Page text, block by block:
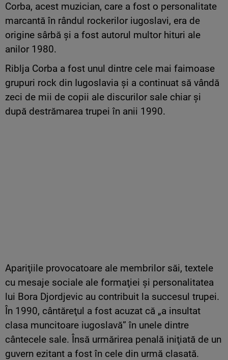
Corba, acest muzician, care a fost o personalitate
marcantă în rândul rockerilor iugoslavi, era de
origine sârbă şi a fost autorul multor hituri ale
anilor 1980.
Riblja Corba a fost unul dintre cele mai faimoase
grupuri rock din Iugoslavia şi a continuat să vândă
zeci de mii de copii ale discurilor sale chiar şi
după destrămarea trupei în anii 1990.
Apariţiile provocatoare ale membrilor săi, textele
cu mesaje sociale ale formaţiei şi personalitatea
lui Bora Djordjevic au contribuit la succesul trupei.
În 1990, cântăreţul a fost acuzat că „a insultat
clasa muncitoare iugoslavă” în unele dintre
cântecele sale. Însă urmărirea penală iniţiată de un
guvern ezitant a fost în cele din urmă clasată.